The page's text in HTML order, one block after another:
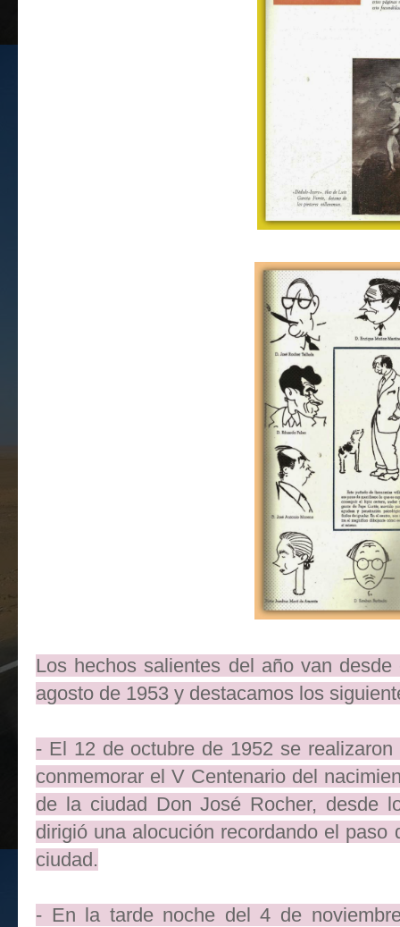
Los hechos salientes del año van
agosto de 1953 y destacamos los
- El 12 de octubre de 1952 se
conmemorar el V Centenario del
de la ciudad Don José Rocher, desde
dirigió una alocución recordando el
ciudad.
- En la tarde noche del 4 de